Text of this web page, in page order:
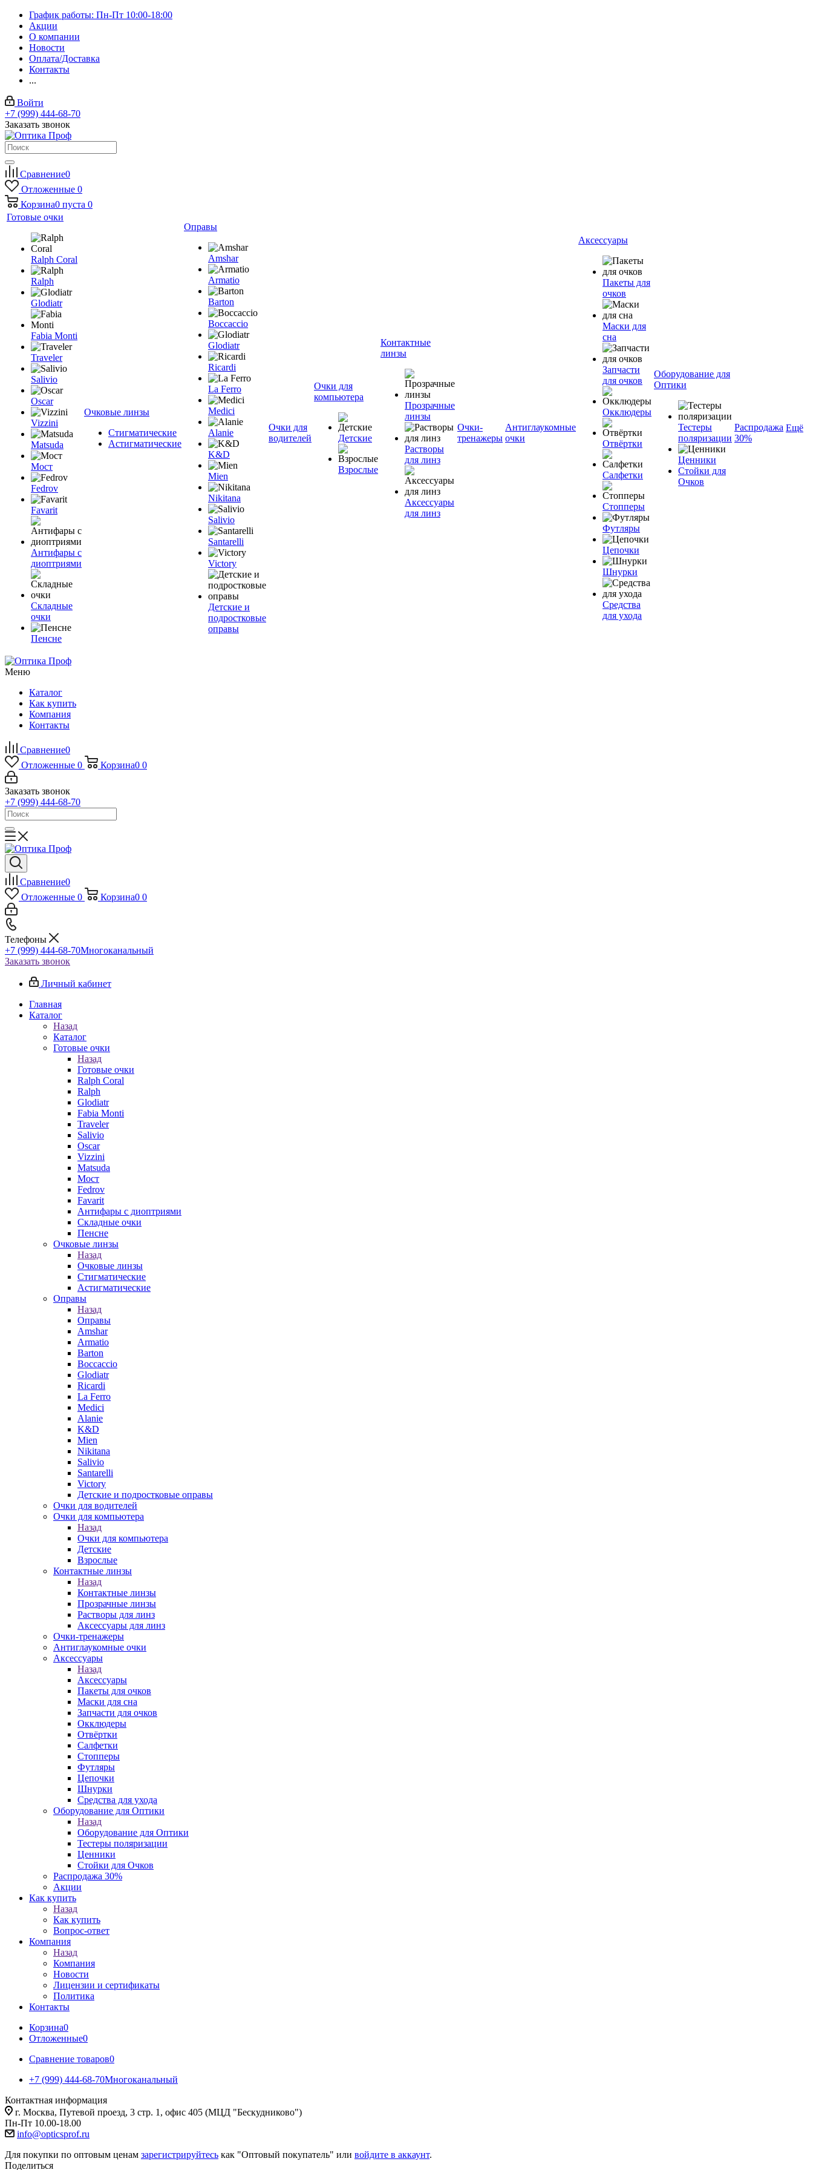
График работы: Пн-Пт 10:00-18:00
Акции
О компании
Новости
Оплата/Доставка
Контакты
...
Войти
+7 (999) 444-68-70
Заказать звонок
Сравнение0
Отложенные 0
Корзина0 пуста 0
Готовые очки
Ralph Coral
Ralph
Glodiatr
Fabia Monti
Traveler
Salivio
Oscar
Vizzini
Matsuda
Мост
Fedrov
Favarit
Антифары с
диоптриями
Складные
очки
Пенсне
Очковые линзы
Стигматические
Астигматические
Оправы
Amshar
Armatio
Barton
Boccaccio
Glodiatr
Ricardi
La Ferro
Medici
Alanie
K&D
Mien
Nikitana
Salivio
Santarelli
Victory
Детские и
подростковые
оправы
Очки для
водителей
Очки для
компьютера
Детские
Взрослые
Контактные
линзы
Прозрачные
линзы
Растворы
для линз
Аксессуары
для линз
Очки-
тренажеры
Антиглаукомные
очки
Аксессуары
Пакеты для
очков
Маски для
сна
Запчасти
для очков
Окклюдеры
Отвёртки
Салфетки
Стопперы
Футляры
Цепочки
Шнурки
Средства
для ухода
Оборудование для
Оптики
Тестеры
поляризации
Ценники
Стойки для
Очков
Распродажа
30%
Ещё
Меню
Каталог
Как купить
Компания
Контакты
Сравнение0
Отложенные 0 Корзина0 0
Заказать звонок
+7 (999) 444-68-70
Сравнение0
Отложенные 0 Корзина0 0
Телефоны
+7 (999) 444-68-70Многоканальный
Заказать звонок
Личный кабинет
Главная
Каталог
Назад
Каталог
Готовые очки
Назад
Готовые очки
Ralph Coral
Ralph
Glodiatr
Fabia Monti
Traveler
Salivio
Oscar
Vizzini
Matsuda
Мост
Fedrov
Favarit
Антифары с диоптриями
Складные очки
Пенсне
Очковые линзы
Назад
Очковые линзы
Стигматические
Астигматические
Оправы
Назад
Оправы
Amshar
Armatio
Barton
Boccaccio
Glodiatr
Ricardi
La Ferro
Medici
Alanie
K&D
Mien
Nikitana
Salivio
Santarelli
Victory
Детские и подростковые оправы
Очки для водителей
Очки для компьютера
Назад
Очки для компьютера
Детские
Взрослые
Контактные линзы
Назад
Контактные линзы
Прозрачные линзы
Растворы для линз
Аксессуары для линз
Очки-тренажеры
Антиглаукомные очки
Аксессуары
Назад
Аксессуары
Пакеты для очков
Маски для сна
Запчасти для очков
Окклюдеры
Отвёртки
Салфетки
Стопперы
Футляры
Цепочки
Шнурки
Средства для ухода
Оборудование для Оптики
Назад
Оборудование для Оптики
Тестеры поляризации
Ценники
Стойки для Очков
Распродажа 30%
Акции
Как купить
Назад
Как купить
Вопрос-ответ
Компания
Назад
Компания
Новости
Лицензии и сертификаты
Политика
Контакты
Корзина0
Отложенные0
Сравнение товаров0
+7 (999) 444-68-70Многоканальный
Контактная информация
г. Москва, Путевой проезд, 3 стр. 1, офис 405 (МЦД "Бескудниково")
Пн-Пт 10.00-18.00
info@opticsprof.ru
Для покупки по оптовым ценам зарегистрируйтесь как "Оптовый покупатель" или войдите в аккаунт.
Поделиться